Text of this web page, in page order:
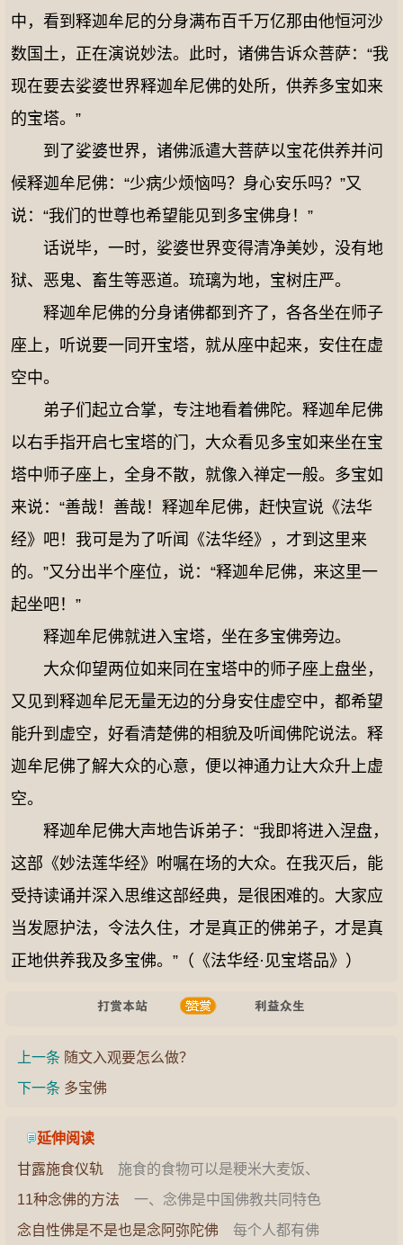
中，看到释迦牟尼的分身满布百千万亿那由他恒河沙
数国土，正在演说妙法。此时，诸佛告诉众菩萨：“我
现在要去娑婆世界释迦牟尼佛的处所，供养多宝如来
的宝塔。”
到了娑婆世界，诸佛派遣大菩萨以宝花供养并问
候释迦牟尼佛：“少病少烦恼吗？身心安乐吗？”又
说：“我们的世尊也希望能见到多宝佛身！”
话说毕，一时，娑婆世界变得清净美妙，没有地
狱、恶鬼、畜生等恶道。琉璃为地，宝树庄严。
释迦牟尼佛的分身诸佛都到齐了，各各坐在师子
座上，听说要一同开宝塔，就从座中起来，安住在虚
空中。
弟子们起立合掌，专注地看着佛陀。释迦牟尼佛
以右手指开启七宝塔的门，大众看见多宝如来坐在宝
塔中师子座上，全身不散，就像入禅定一般。多宝如
来说：“善哉！善哉！释迦牟尼佛，赶快宣说《法华
经》吧！我可是为了听闻《法华经》，才到这里来
的。”又分出半个座位，说：“释迦牟尼佛，来这里一
起坐吧！”
释迦牟尼佛就进入宝塔，坐在多宝佛旁边。
大众仰望两位如来同在宝塔中的师子座上盘坐，
又见到释迦牟尼无量无边的分身安住虚空中，都希望
能升到虚空，好看清楚佛的相貌及听闻佛陀说法。释
迦牟尼佛了解大众的心意，便以神通力让大众升上虚
空。
释迦牟尼佛大声地告诉弟子：“我即将进入涅盘，
这部《妙法莲华经》咐嘱在场的大众。在我灭后，能
受持读诵并深入思维这部经典，是很困难的。大家应
当发愿护法，令法久住，才是真正的佛弟子，才是真
正地供养我及多宝佛。”（《法华经·见宝塔品》）
上一条 随文入观要怎么做？
下一条 多宝佛
延伸阅读
甘露施食仪轨 施食的食物可以是粳米大麦饭、
饼麴粥或者是最简单的用七粒或以上的米加满水
11种念佛的方法 一、念佛是中国佛教共同特色
大乘佛教，不论显密，几乎都在阐扬阿弥陀佛的
念自性佛是不是也是念阿弥陀佛 每个人都有佛